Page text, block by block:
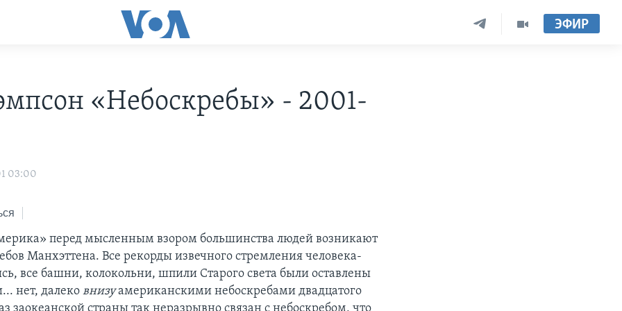
ЭФИР
«Небоскребы» - 2001-
03:00
перед мысленным взором большинства людей возникают
Манхэттена. Все рекорды извечного стремления человека-
все башни, колокольни, шпили Старого света были оставлены
нет, далековнизуамериканскими небоскребами двадцатого